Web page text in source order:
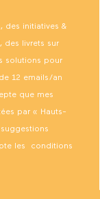
des initiatives &
des livrets sur
solutions pour
12 emails/an
que mes
par « Hauts-
les conditions